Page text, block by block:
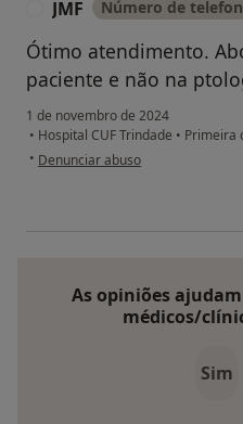
JMF Número de
Ótimo atendimento.
paciente e não na
1 de novembro de 2024
• Hospital CUF Trindade • Primeira
• na opinião do utilizador JMF
Denunciar abuso
As opiniões
médicos/
Sim